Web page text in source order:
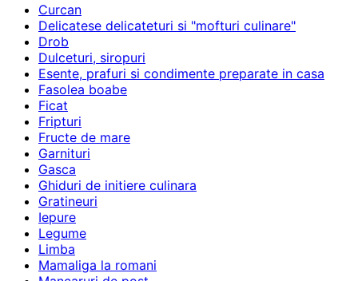
Curcan
Delicatese delicateturi si "mofturi culinare"
Drob
Dulceturi, siropuri
Esente, prafuri si condimente preparate in casa
Fasolea boabe
Ficat
Fripturi
Fructe de mare
Garnituri
Gasca
Ghiduri de initiere culinara
Gratineuri
Iepure
Legume
Limba
Mamaliga la romani